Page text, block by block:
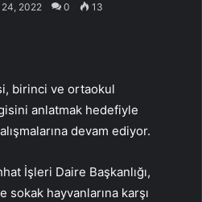
24, 2022 0 13
birinci ve ortaokul
anlatmak hedefiyle
devam ediyor.
İşleri Daire Başkanlığı,
sokak hayvanlarına karşı